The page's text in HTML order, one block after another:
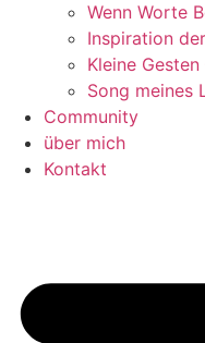
Wenn Worte
Inspiration
Kleine
Song meines
Community
über mich
Kontakt